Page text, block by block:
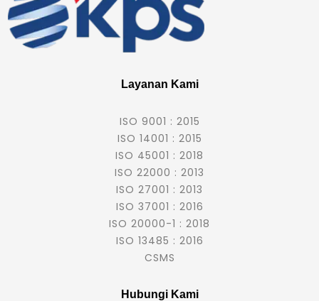
Layanan Kami
ISO 9001 : 2015
ISO 14001 : 2015
ISO 45001 : 2018
ISO 22000 : 2013
ISO 27001 : 2013
ISO 37001 : 2016
ISO 20000-1 : 2018
ISO 13485 : 2016
CSMS
Hubungi Kami